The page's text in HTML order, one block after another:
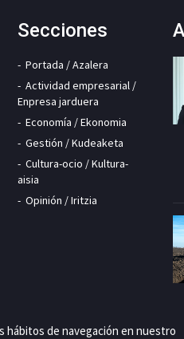
Secciones
Portada / Azalera
Actividad empresarial /
Enpresa jarduera
Economía / Ekonomia
Gestión / Kudeaketa
Cultura-ocio / Kultura-
aisia
Opinión / Iritzia
hábitos de navegación en nuestro